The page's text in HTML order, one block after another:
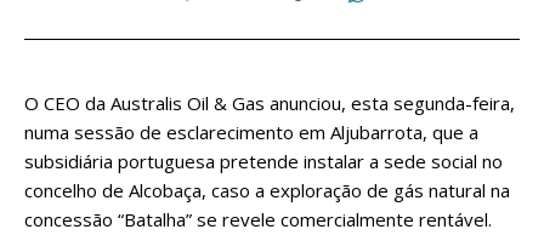
O CEO da Australis Oil & Gas anunciou, esta segunda-feira,
numa sessão de esclarecimento em Aljubarrota, que a
subsidiária portuguesa pretende instalar a sede social no
concelho de Alcobaça, caso a exploração de gás natural na
concessão “Batalha” se revele comercialmente rentável.